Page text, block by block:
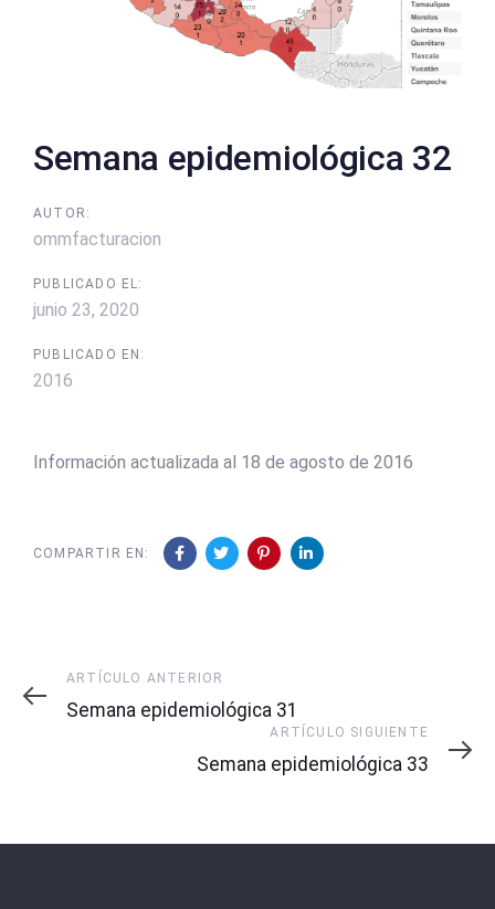
Semana epidemiológica 32
AUTOR:
ommfacturacion
PUBLICADO EL:
junio 23, 2020
PUBLICADO EN:
2016
Información actualizada al 18 de agosto de 2016
COMPARTIR EN:
Artículo
Anterior
ARTÍCULO ANTERIOR
Semana epidemiológica 31
Siguiente
ARTÍCULO SIGUIENTE
Semana epidemiológica 33